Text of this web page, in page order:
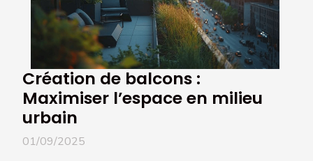
Création de balcons :
Maximiser l’espace en milieu
urbain
01/09/2025